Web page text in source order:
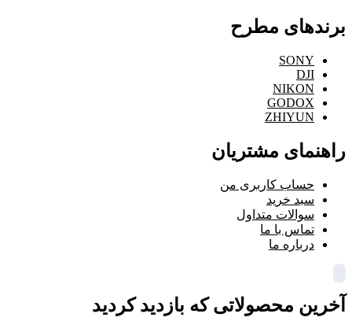
برندهای مطرح
SONY
DJI
NIKON
GODOX
ZHIYUN
راهنمای مشتریان
حساب کاربری من
سبد خرید
سوالات متداول
تماس با ما
درباره ما
آخرین محصولاتی که بازدید کردید